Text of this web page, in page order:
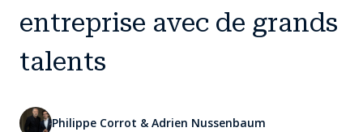
entreprise avec de grands
talents
Philippe Corrot & Adrien Nussenbaum